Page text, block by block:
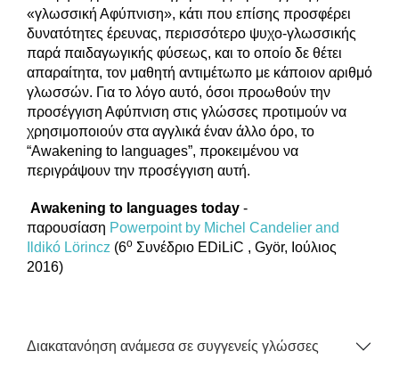
«γλωσσική Αφύπνιση», κάτι που επίσης προσφέρει
δυνατότητες έρευνας, περισσότερο ψυχο-γλωσσικής
παρά παιδαγωγικής φύσεως, και το οποίο δε θέτει
απαραίτητα, τον μαθητή αντιμέτωπο με κάποιον αριθμό
γλωσσών. Για το λόγο αυτό, όσοι προωθούν την
προσέγγιση Αφύπνιση στις γλώσσες προτιμούν να
χρησιμοποιούν στα αγγλικά έναν άλλο όρο, το
“Awakening to languages”, προκειμένου να
περιγράψουν την προσέγγιση αυτή.
Awakening to languages today -
παρουσίαση Powerpoint by Michel Candelier and
Ildikó Lörincz (6ο Συνέδριο EDiLiC , Györ, Ιούλιος
2016)
Διακατανόηση ανάμεσα σε συγγενείς γλώσσες